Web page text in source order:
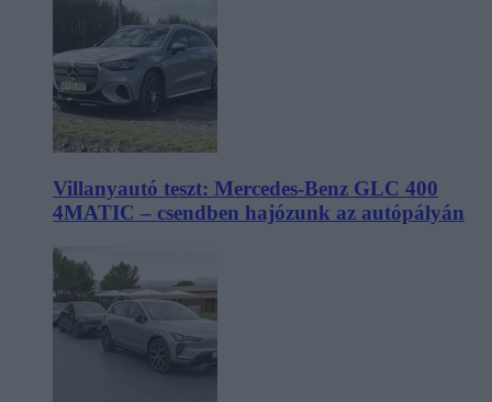
Villanyautó teszt: Mercedes-Benz GLC 400
4MATIC – csendben hajózunk az autópályán